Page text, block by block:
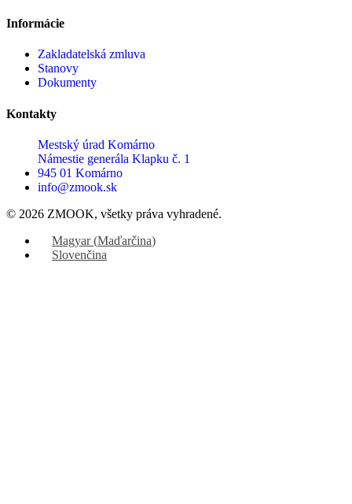
Informácie
Zakladatelská zmluva
Stanovy
Dokumenty
Kontakty
Mestský úrad Komárno
Námestie generála Klapku č. 1
945 01 Komárno
info@zmook.sk
© 2026 ZMOOK, všetky práva vyhradené.
Magyar(Maďarčina)
Slovenčina